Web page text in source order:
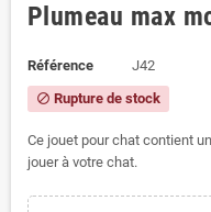
Plumeau max
Référence J42
block Rupture de stock
Ce jouet pour chat contient
jouer à votre chat.